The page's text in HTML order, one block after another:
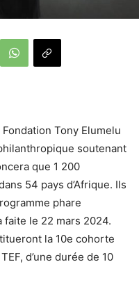
Tony Elumelu
soutenant
que 1 200
54 pays d’Afrique. Ils
phare
faite le 22 mars 2024.
la 10e cohorte
d’une durée de 10